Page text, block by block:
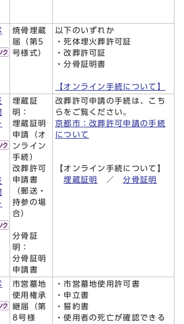
焼骨埋蔵
届（第5
号様式）
以下のいずれか
・死体埋火葬許可証
・改葬許可証
・分骨証明書
【オンライン手続について】
埋蔵証
明：
埋蔵証明
申請（オ
ンライン
手続）
改葬許可
申請書
（郵送・
持参の場
合）
分骨証
明：
分骨証明
申請書
改葬許可申請の手続は、こち
らをご覧ください。
京都市：改葬許可申請の手続
について
【オンライン手続について】
埋蔵証明
／分骨証明
市営墓地
使用権承
継届（第
8号様
・市営墓地使用許可書
・申立書
・誓約書
・使用者の死亡が確認できる